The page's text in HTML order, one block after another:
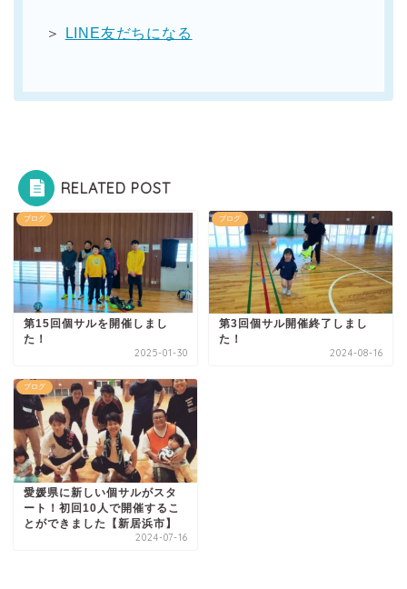
＞ LINE友だちになる
RELATED POST
ブログ
第15回個サルを開催しまし
た！
2025-01-30
ブログ
第3回個サル開催終了しまし
た！
2024-08-16
ブログ
愛媛県に新しい個サルがスタ
ート！初回10人で開催するこ
とができました【新居浜市】
2024-07-16